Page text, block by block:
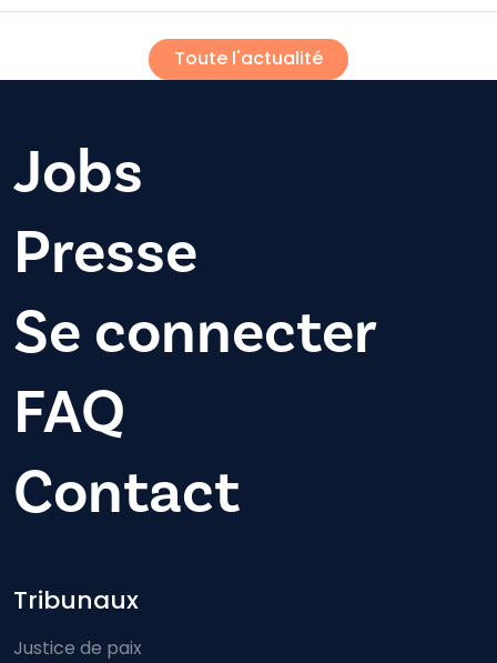
Toute l'actualité
Jobs
Presse
Se connecter
FAQ
Contact
Footer-menu
Tribunaux
Justice de paix